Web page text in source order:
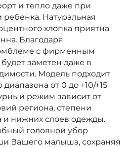
и тепло даже при
Натуральная
хлопка приятна
Благодаря
с фирменным
заметен даже в
Модель подходит
от 0 до +10/+15
режим зависит от
региона, степени
и нижних слоев одежды.
головной убор
Вашего малыша, сохраняя